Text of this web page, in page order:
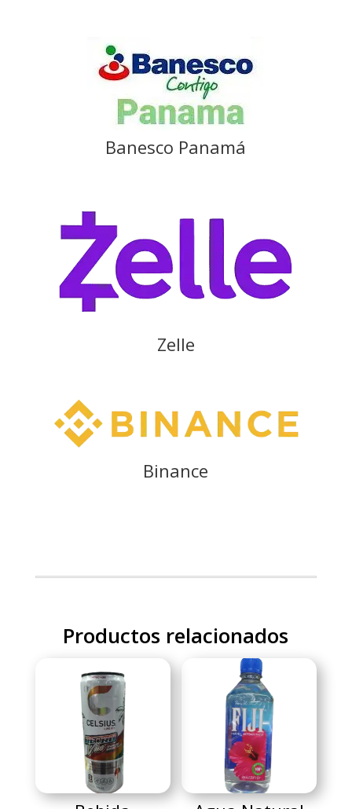
Banesco Panamá
Zelle
Binance
Productos relacionados